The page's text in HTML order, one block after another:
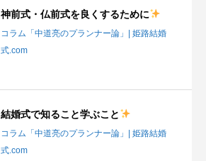
神前式・仏前式を良くするために
コラム「中道亮のプランナー論」| 姫路結婚
式.com
結婚式で知ること学ぶこと
コラム「中道亮のプランナー論」| 姫路結婚
式.com